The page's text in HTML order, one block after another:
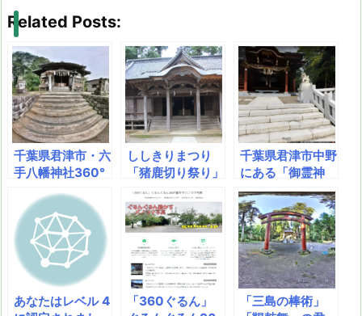
e
a
d
s
st
o
d
o
n
s
k
y
bl
r
o
ar
d
dr
o
p.
io
Related Posts:
千葉県君津市・六
手八幡神社360°
パノラマ写真 六
手神社祭礼（六手
の神楽ばやし）
ししきりまつり
「猪鹿切り祭り」
君津市清和市場
諏訪神社（上諏訪
神社・下諏訪神
社）360°パノラ
マ写真
千葉県君津市中野
にある「御霊神
社」にてパノラマ
写真！
あなたはレベル 4
「360ぐるん」
「三島の棒術」